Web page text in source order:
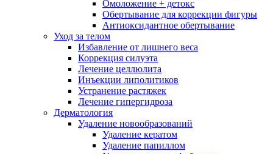
Омоложение + детокс
Обертывание для коррекции фигуры
Антиоксидантное обертывание
Уход за телом
Избавление от лишнего веса
Коррекция силуэта
Лечение целлюлита
Инъекции липолитиков
Устранение растяжек
Лечение гипергидроза
Дерматология
Удаление новообразований
Удаление кератом
Удаление папиллом